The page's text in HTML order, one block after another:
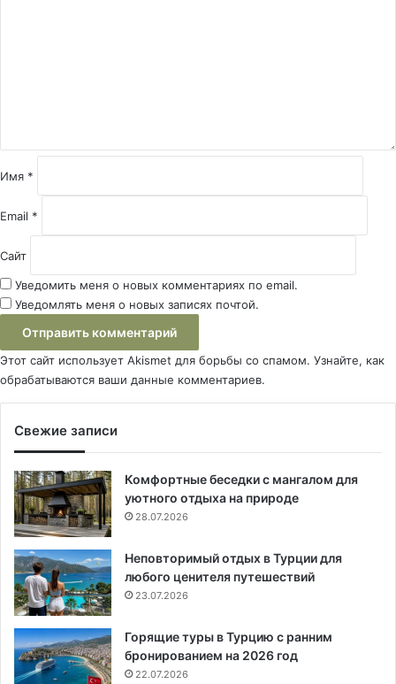
и
й
Имя *
Email *
Сайт
Уведомить меня о новых комментариях по email.
Уведомлять меня о новых записях почтой.
Этот сайт использует Akismet для борьбы со спамом. Узнайте, как
обрабатываются ваши данные комментариев.
Свежие записи
Комфортные беседки с мангалом для
уютного отдыха на природе
28.07.2026
Неповторимый отдых в Турции для
любого ценителя путешествий
23.07.2026
Горящие туры в Турцию с ранним
бронированием на 2026 год
22.07.2026